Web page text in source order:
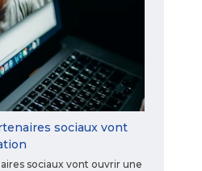
sociaux vont
sociaux vont ouvrir une